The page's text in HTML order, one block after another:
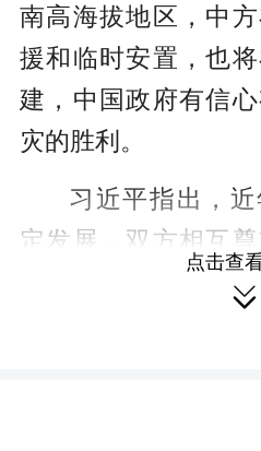
南高海拔地区，中
援和临时安置，也
建，中国政府有信
灾的胜利。
习近平指出，
定发展，双方相互
治互信不断巩固，
点击查
